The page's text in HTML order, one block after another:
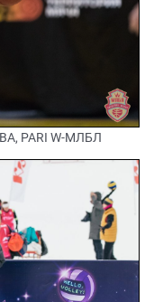
PARI W-МЛБЛ